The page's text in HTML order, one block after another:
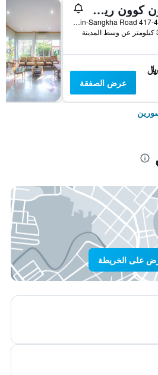
ثون كوون ريزورت
417-418 Surin-Sangkha Road, سورين, تايلاند
عرض الصفقة
على الخريطة